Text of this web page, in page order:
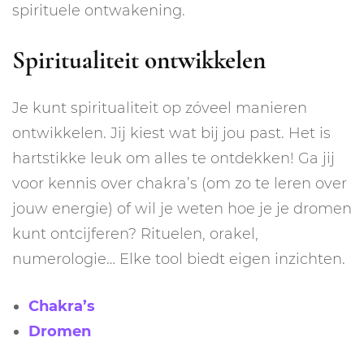
spirituele ontwakening.
Spiritualiteit ontwikkelen
Je kunt spiritualiteit op zóveel manieren
ontwikkelen. Jij kiest wat bij jou past. Het is
hartstikke leuk om alles te ontdekken! Ga jij
voor kennis over chakra’s (om zo te leren over
jouw energie) of wil je weten hoe je je dromen
kunt ontcijferen? Rituelen, orakel,
numerologie… Elke tool biedt eigen inzichten.
Chakra’s
Dromen